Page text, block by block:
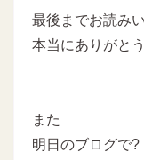
最後までお読み
本当にありがと
また
明日のブログで?